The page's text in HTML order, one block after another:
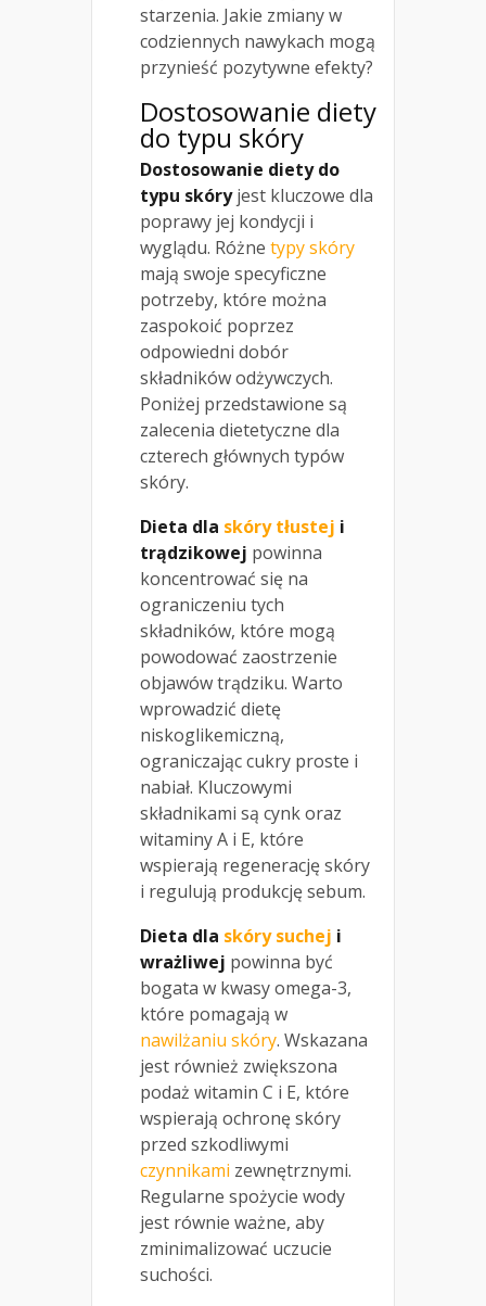
starzenia. Jakie zmiany w
codziennych nawykach mogą
przynieść pozytywne efekty?
Dostosowanie diety
do typu skóry
Dostosowanie diety do
typu skóryjest kluczowe dla
poprawy jej kondycji i
wyglądu. Różne typy skóry
mają swoje specyficzne
potrzeby, które można
zaspokoić poprzez
odpowiedni dobór
składników odżywczych.
Poniżej przedstawione są
zalecenia dietetyczne dla
czterech głównych typów
skóry.
Dieta dla skóry tłustej i
trądzikowej powinna
koncentrować się na
ograniczeniu tych
składników, które mogą
powodować zaostrzenie
objawów trądziku. Warto
wprowadzić dietę
niskoglikemiczną,
ograniczając cukry proste i
nabiał. Kluczowymi
składnikami są cynk oraz
witaminy A i E, które
wspierają regenerację skóry
i regulują produkcję sebum.
Dieta dla skóry suchej i
wrażliwej powinna być
bogata w kwasy omega-3,
które pomagają w
nawilżaniu skóry. Wskazana
jest również zwiększona
podaż witamin C i E, które
wspierają ochronę skóry
przed szkodliwymi
czynnikami zewnętrznymi.
Regularne spożycie wody
jest równie ważne, aby
zminimalizować uczucie
suchości.